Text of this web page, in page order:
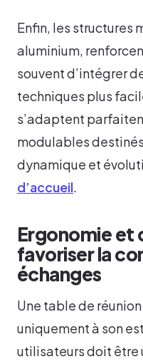
Enfin, les structures
aluminium,
souvent d’intégrer
techniques plus
s’adaptent
modulables
dynamique et
d’accueil.
Ergonomie
favoriser la
échanges
Une table de
uniquement à son
utilisateurs doit être